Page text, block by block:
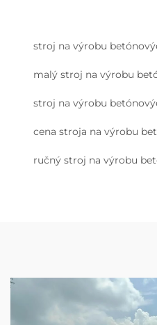
stroj na výrobu
malý stroj na výrobu
stroj na výrobu
cena stroja na výrobu
ručný stroj na výrobu